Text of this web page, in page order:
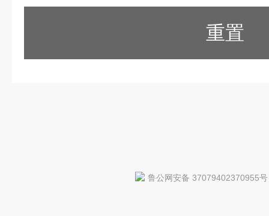
重置
鲁公网安备 37079402370955号